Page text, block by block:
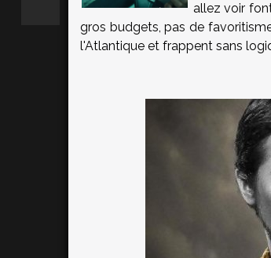
allez voir
gros budgets, pas de
l'Atlantique et frappent sans